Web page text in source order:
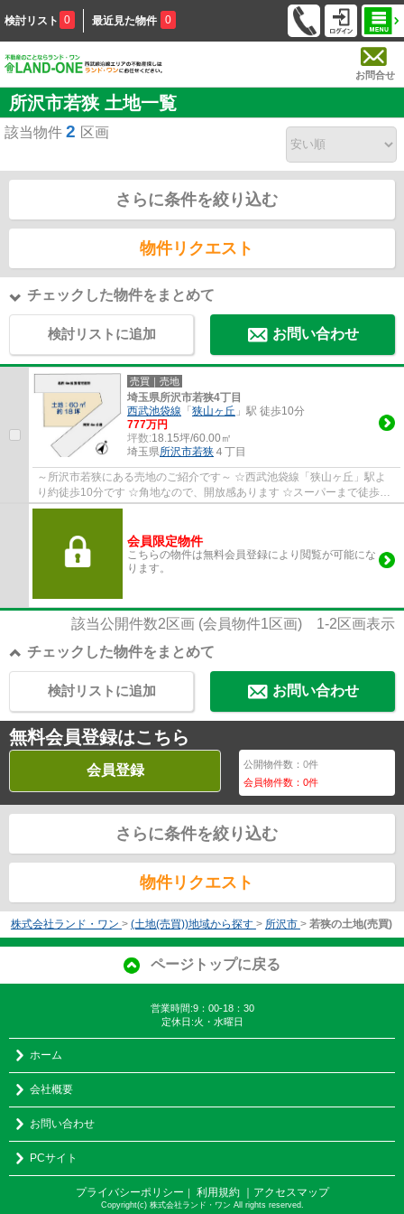
検討リスト 0 最近見た物件 0
お問合せ
所沢市若狭 土地一覧
該当物件 2 区画
さらに条件を絞り込む
物件リクエスト
チェックした物件をまとめて
検討リストに追加 お問い合わせ
売買｜売地
埼玉県所沢市若狭4丁目
西武池袋線 「 狭山ヶ丘 」駅 徒歩10分
777万円
坪数:18.15坪/60.00㎡
埼玉県所沢市若狭 ４丁目
～所沢市若狭にある売地のご紹介です～ ☆西武池袋線「狭山ヶ丘」駅よ
り約徒歩10分です ☆角地なので、開放感あります ☆スーパーまで徒歩約
6分なので住環境良好です ☆建築条件なし、お...
会員限定物件
こちらの物件は無料会員登録により閲覧が可能にな
ります。
該当公開件数2区画 (会員物件1区画) 1-2区画表示
チェックした物件をまとめて
お問い合わせ
検討リストに追加
無料会員登録はこちら
会員登録 公開物件数：0件
会員物件数：0件
さらに条件を絞り込む
物件リクエスト
株式会社ランド・ワン > (土地(売買))地域から探す > 所沢市 > 若狭の土地(売買)
ページトップに戻る
営業時間:9：00-18：30
定休日:火・水曜日
ホーム
会社概要
お問い合わせ
PCサイト
プライバシーポリシー 利用規約 ｜アクセスマップ
Copyright(c) 株式会社ランド・ワン All rights reserved.